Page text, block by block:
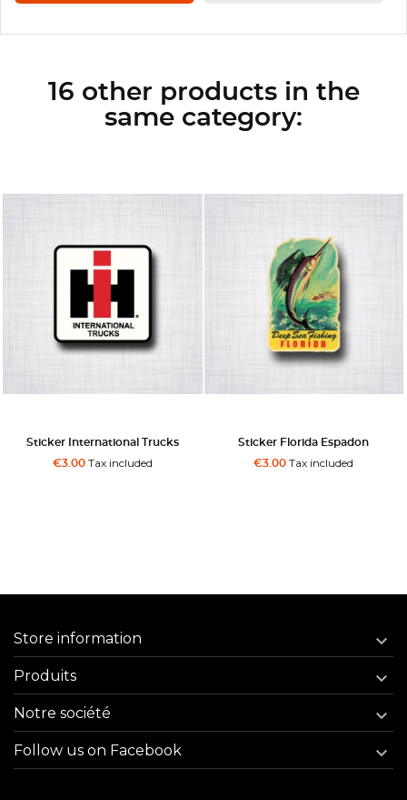
16 other products in the
same category:
Sticker International Trucks
€3.00Tax included
Sticker Florida Espadon
€3.00 Tax included
Store information 
Produits 
Notre société 
Follow us on Facebook 